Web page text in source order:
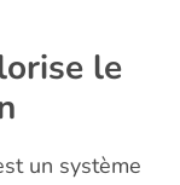
le
un système